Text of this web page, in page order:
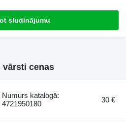
sludinājumu
vārsti cenas
Numurs katalogā:
4721950180
30 €